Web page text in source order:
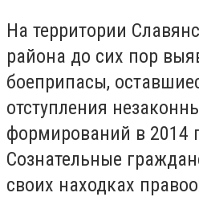
На территории
района до сих пор
боеприпасы,
отступления
формирований в 2014
Сознательные
своих находках